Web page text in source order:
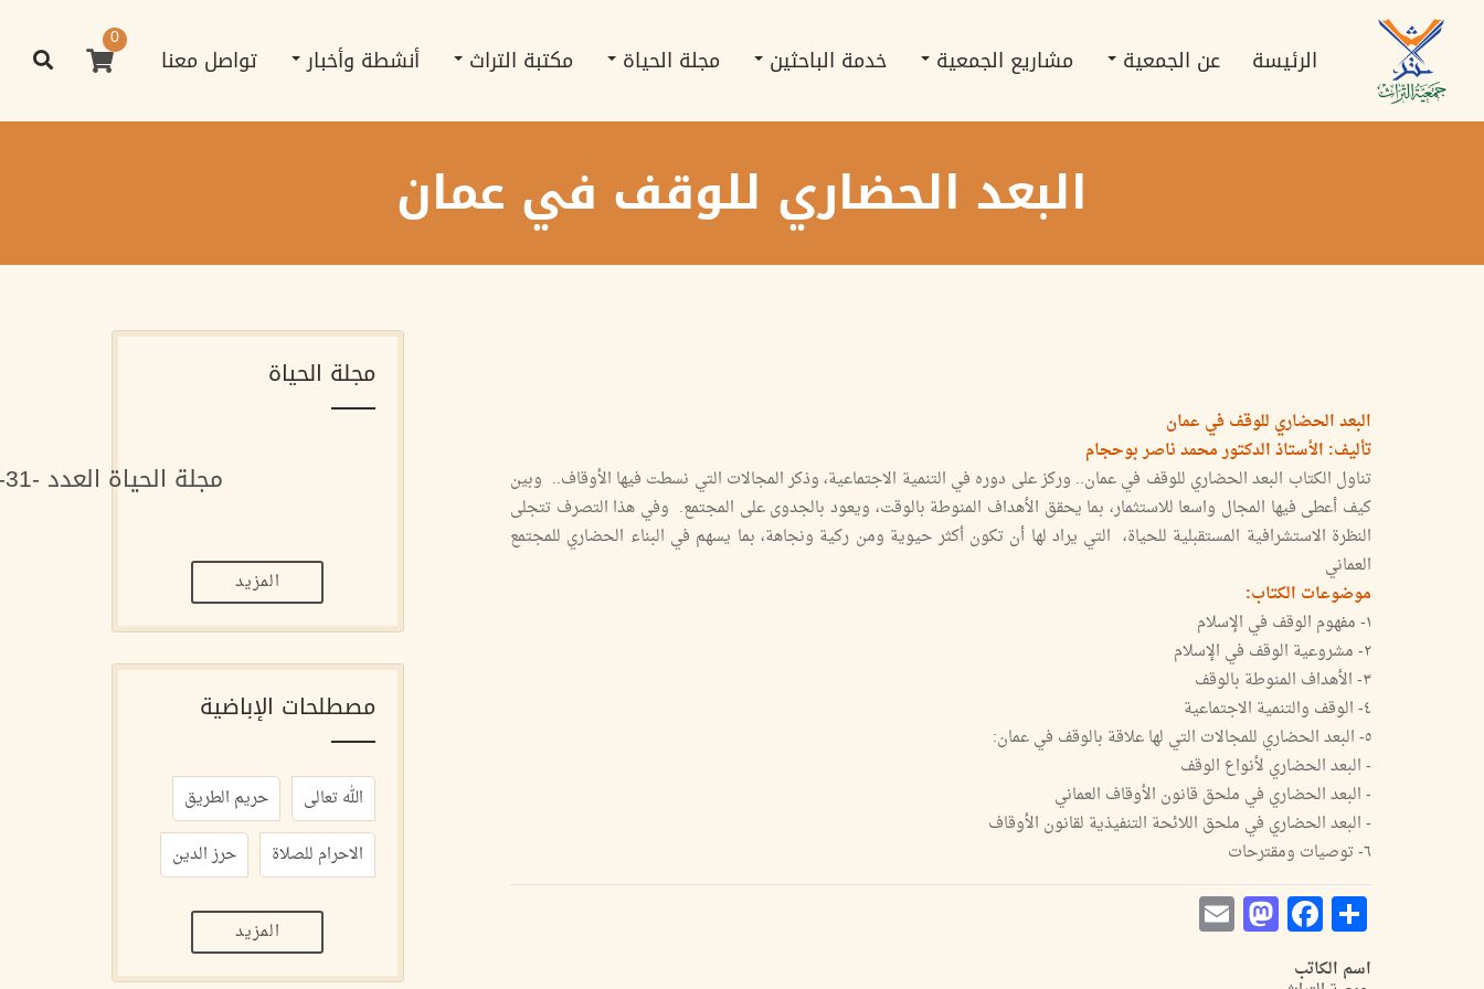
الرئيسي navigation
الرئيسة عن الجمعية مشاريع الجمعية خدمة الباحثين مجلة الحياة مكتبة التراث أنشطة وأخبار تواصل معنا
0
البعد الحضاري للوقف في عمان
البعد الحضاري للوقف في عمان
تأليف: الأستاذ الدكتور محمد ناصر بوحجام
تناول الكتاب البعد الحضاري للوقف في عمان.. وركز على دوره في التنمية الاجتماعية، وذكر المجالات التي نسطت فيها الأوقاف.. وبين
كيف أعطى فيها المجال واسعا للاستثمار، بما يحقق الأهداف المنوطة بالوقت، ويعود بالجدوى على المجتمع. وفي هذا التصرف تتجلى
النظرة الاستشرافية المستقبلية للحياة، التي يراد لها أن تكون أكثر حيوية ومن ركية ونجاهة، بما يسهم في البناء الحضاري للمجتمع
العماني
موضوعات الكتاب:
١- مفهوم الوقف في الإسلام
٢- مشروعية الوقف في الإسلام
٣- الأهداف المنوطة بالوقف
٤- الوقف والتنمية الاجتماعية
٥- البعد الحضاري للمجالات التي لها علاقة بالوقف في عمان:
- البعد الحضاري لأنواع الوقف
- البعد الحضاري في ملحق قانون الأوقاف العماني
- البعد الحضاري في ملحق اللائحة التنفيذية لقانون الأوقاف
٦- توصيات ومقترحات
Share
Facebook
Mastodon
اسم الكاتب
مجلة الحياة
مجلة الحياة العدد -31-
المزيد
مصطلحات الإباضية
الله تعالى
حريم الطريق
الاحرام للصلاة
حرز الدين
المزيد